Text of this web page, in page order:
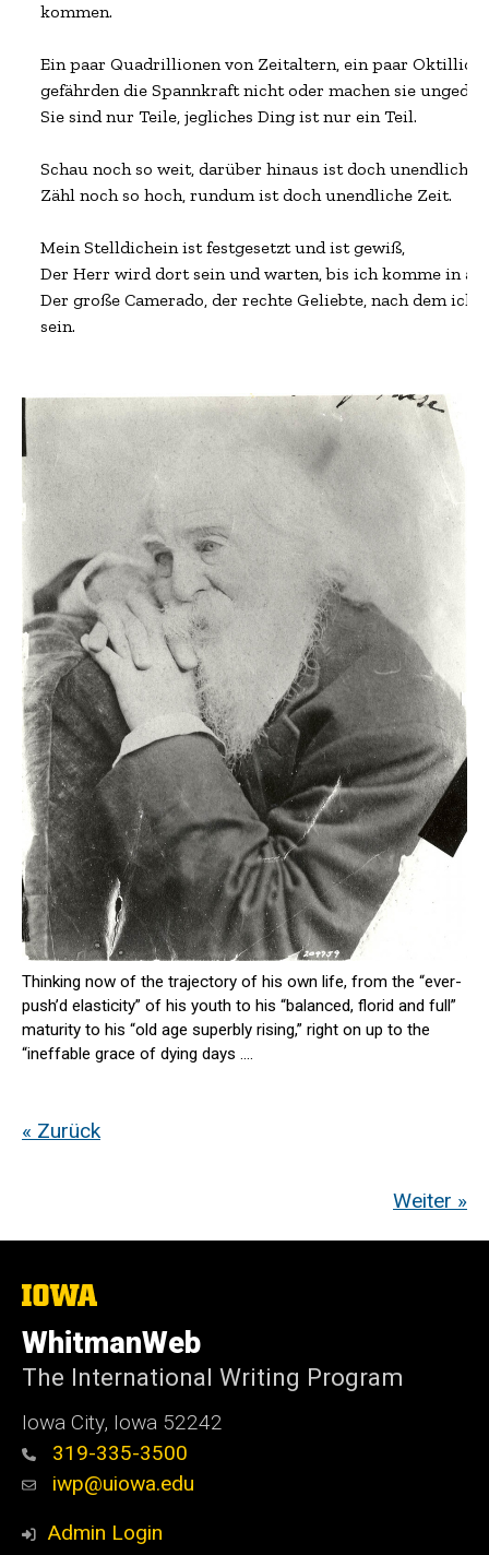
kommen.
Ein paar Quadrillionen von Zeitaltern, ein paar
gefährden die Spannkraft nicht oder machen sie
Sie sind nur Teile, jegliches Ding ist nur ein Teil.
Schau noch so weit, darüber hinaus ist doch unendlicher
Zähl noch so hoch, rundum ist doch unendliche Zeit.
Mein Stelldichein ist festgesetzt und ist gewiß,
Der Herr wird dort sein und warten, bis ich komme in
Der große Camerado, der rechte Geliebte, nach dem ich
sein.
Thinking now of the trajectory of his own life, from the “ever-
push’d elasticity” of his youth to his “balanced, florid and full”
maturity to his “old age superbly rising,” right on up to the
“ineffable grace of dying days ....
« Zurück
Weiter »
The
of
Iowa
WhitmanWeb
The International Writing Program
Iowa City, Iowa 52242
319-335-3500
iwp@uiowa.edu
Admin Login